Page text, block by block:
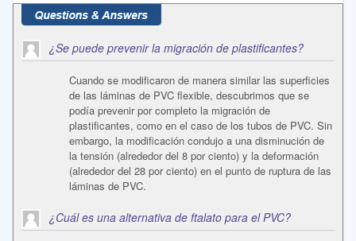
¿Se puede prevenir la migración de plastificantes?
Cuando se modificaron de manera similar las superficies
de las láminas de PVC flexible, descubrimos que se
podía prevenir por completo la migración de
plastificantes, como en el caso de los tubos de PVC. Sin
embargo, la modificación condujo a una disminución de
la tensión (alrededor del 8 por ciento) y la deformación
(alrededor del 28 por ciento) en el punto de ruptura de las
láminas de PVC.
¿Cuál es una alternativa de ftalato para el PVC?